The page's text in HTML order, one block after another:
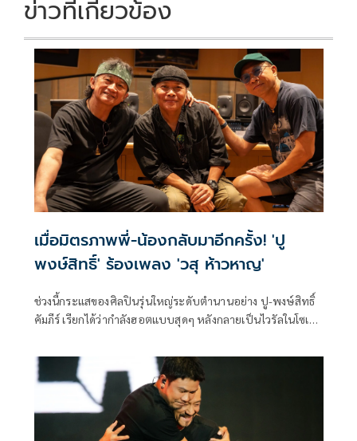
ข่าวที่เกี่ยวข้อง
เมื่อมิตรภาพพี่-น้องกลับมาอีกครั้ง! 'ปู
พงษ์สิทธิ์' ร้องเพลง 'วสุ ห้าวหาญ'
ช่วงนี้กระแสของศิลปินรุ่นใหญ่ระดับตำนานอย่าง ปู-พงษ์สิทธิ์
คัมภีร์ เรียกได้ว่ากำลังฮอตแบบสุดๆ หลังกลายเป็นไวรัลในโซเชีย
เมคเกอร์" (BoyPeacemaker) ซึ่งพี่ปูได้หยิบเอาเพลงฮิตอย่าง
"เรื่องบนเตียง" มาร้องในสไตล์เพื่อชีวิต